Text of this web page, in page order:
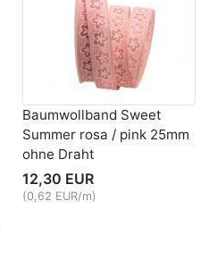
Baumwollband Sweet
Summer rosa / pink 25mm
ohne Draht
12,30 EUR
(0,62 EUR/m)